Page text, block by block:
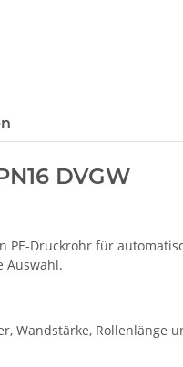
DVGW
PE-Druckrohr für
Auswahl.
Wandstärke, Rollenlänge